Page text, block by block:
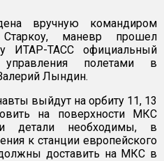
вручную командиром
маневр прошел
ИТАР-ТАСС официальный
управления полетами в
Лындин.
выйдут на орбиту 11, 13
на поверхности МКС
детали необходимы, в
к станции европейского
доставить на МКС в